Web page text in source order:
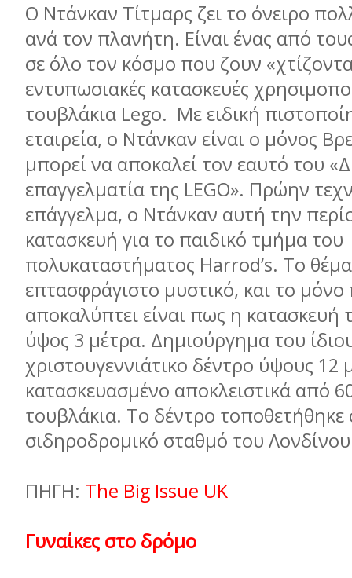
Ο Ντάνκαν Τίτµαρς ζει το όνειρο
ανά τον πλανήτη. Είναι ένας από
σε όλο τον κόσµο που ζουν
εντυπωσιακές κατασκευές
τουβλάκια Lego. Με ειδική
εταιρεία, ο Ντάνκαν είναι ο µόνος
µπορεί να αποκαλεί τον εαυτό του
επαγγελµατία της LEGO». Πρώην
επάγγελµα, ο Ντάνκαν αυτή την
κατασκευή για το παιδικό τµήµα του
πολυκαταστήµατος Harrod’s. Το
επτασφράγιστο µυστικό, και το
αποκαλύπτει είναι πως η κατασκευή
ύψος 3 µέτρα. Δηµιούργηµα του
χριστουγεννιάτικο δέντρο ύψους 12
κατασκευασµένο αποκλειστικά από
τουβλάκια. Το δέντρο τοποθετήθηκε
σιδηροδροµικό σταθµό του
ΠΗΓΗ: The Big Issue UK
Γυναίκες στο δρόµο